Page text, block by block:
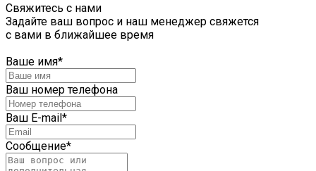
Свяжитесь с нами
Задайте ваш вопрос и наш менеджер свяжется
с вами в ближайшее время
Ваше имя*
Ваш номер телефона
Ваш E-mail*
Сообщение*